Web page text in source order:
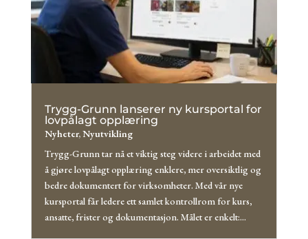
Trygg-Grunn lanserer ny kursportal for
lovpålagt opplæring
Nyheter,Nyutvikling
Trygg-Grunn tar nå et viktig steg videre i arbeidet med
å gjøre lovpålagt opplæring enklere, mer oversiktlig og
bedre dokumentert for virksomheter. Med vår nye
kursportal får ledere ett samlet kontrollrom for kurs,
ansatte, frister og dokumentasjon. Målet er enkelt:...